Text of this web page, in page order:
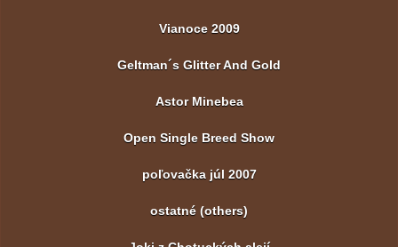
Vianoce 2009
Geltman´s Glitter And Gold
Astor Minebea
Open Single Breed Show
poľovačka júl 2007
ostatné (others)